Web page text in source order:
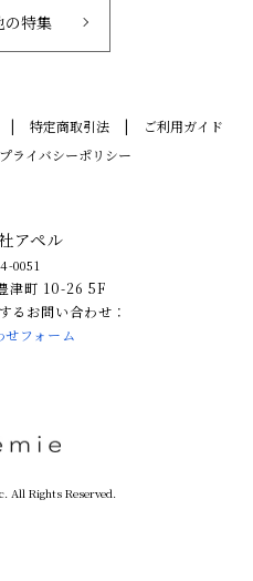
の特集
特定商取引法
ご利用ガイド
プライバシーポリシー
アペル
0051
津町 10-26 5F
るお問い合わせ：
せフォーム
All Rights Reserved.